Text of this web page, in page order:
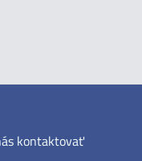
kontaktovať